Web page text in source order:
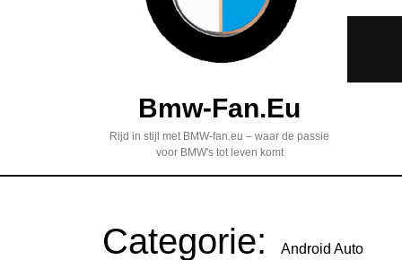
Bmw-Fan.eu
Rijd in stijl met BMW-fan.eu – waar de passie
voor BMW's tot leven komt
Categorie: Android Auto